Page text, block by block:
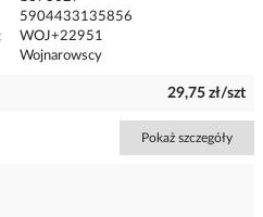
5904433135856
WOJ+22951
Wojnarowscy
29,75 zł/szt
Pokaż szczegóły